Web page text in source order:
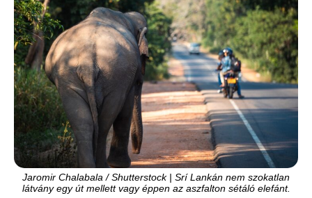
Jaromir Chalabala / Shutterstock | Srí Lankán nem szokatlan
látvány egy út mellett vagy éppen az aszfalton sétáló elefánt.